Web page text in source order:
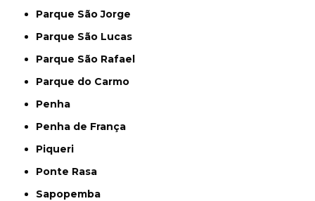
Parque São Jorge
Parque São Lucas
Parque São Rafael
Parque do Carmo
Penha
Penha de França
Piqueri
Ponte Rasa
Sapopemba